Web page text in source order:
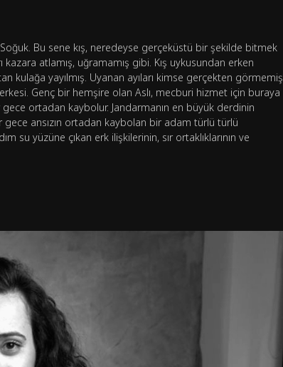
Bu sene kış, neredeyse gerçeküstü bir şekilde bitmek
atlamış, uğramamış gibi. Kış uykusundan erken
kulağa yayılmış. Uyanan ayıları kimse gerçekten görmemiş
Genç bir hemşire olan Aslı, mecburi hizmet için buraya
ortadan kaybolur. Jandarmanın en büyük derdinin
ansızın ortadan kaybolan bir adam türlü türlü
su yüzüne çıkan erk ilişkilerinin, sır ortaklıklarının ve